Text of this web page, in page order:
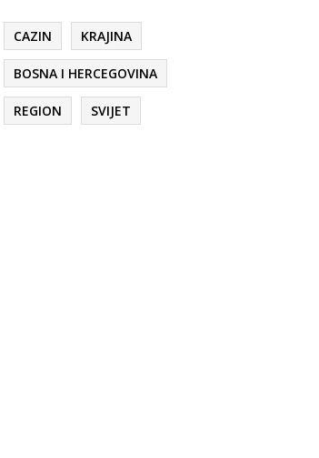
CAZIN KRAJINA
BOSNA I HERCEGOVINA
REGION SVIJET